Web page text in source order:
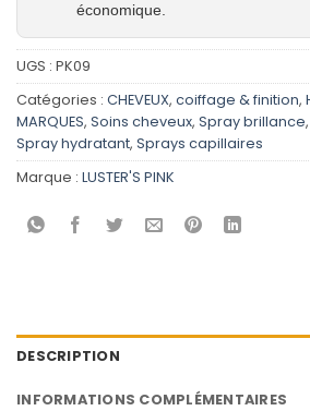
économique.
UGS : PK09
Catégories : CHEVEUX, coiffage & finition,
MARQUES, Soins cheveux, Spray brillance,
Spray hydratant, Sprays capillaires
Marque : LUSTER'S PINK
DESCRIPTION
INFORMATIONS COMPLÉMENTAIRES